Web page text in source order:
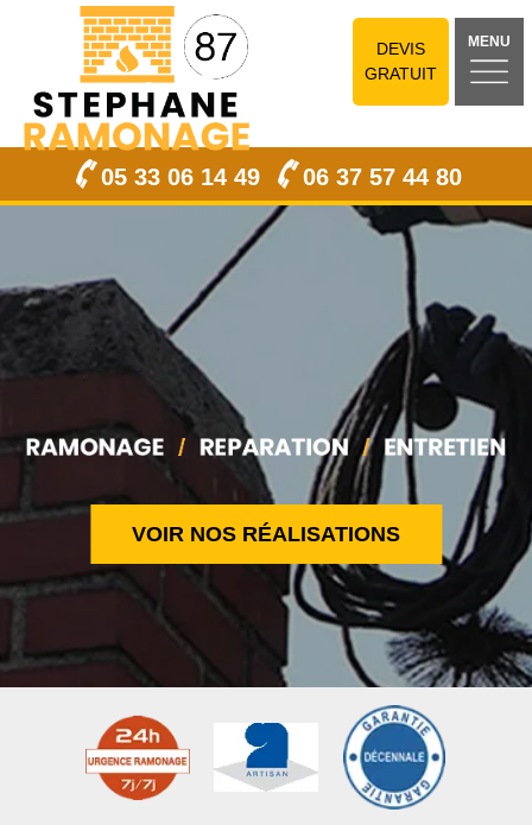
DEVIS
GRATUIT
MENU
05 33 06 14 49 06 37 57 44 80
VOIR NOS RÉALISATIONS